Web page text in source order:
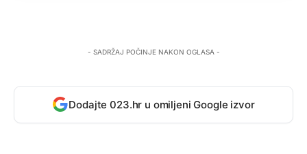
- SADRŽAJ POČINJE NAKON OGLASA -
Dodajte 023.hr u omiljeni Google izvor